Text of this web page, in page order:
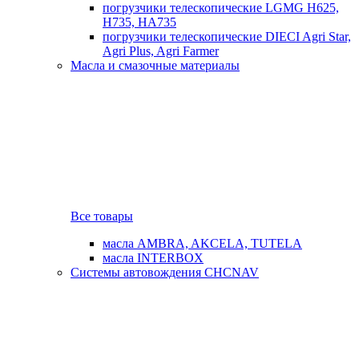
погрузчики телескопические LGMG H625,
H735, HA735
погрузчики телескопические DIECI Agri Star,
Agri Plus, Agri Farmer
Масла и смазочные материалы
Все товары
масла AMBRA, AKCELA, TUTELA
масла INTERBOX
Системы автовождения CHCNAV